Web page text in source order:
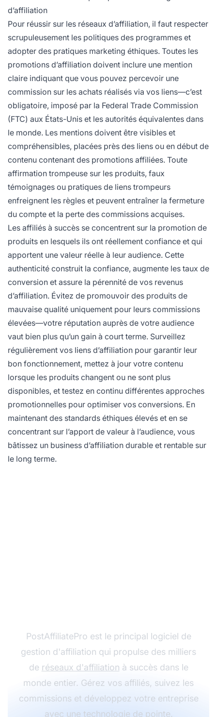
d’affiliation
Pour réussir sur les réseaux d’affiliation, il faut respecter
scrupuleusement les politiques des programmes et
adopter des pratiques marketing éthiques. Toutes les
promotions d’affiliation doivent inclure une mention
claire indiquant que vous pouvez percevoir une
commission sur les achats réalisés via vos liens—c’est
obligatoire, imposé par la Federal Trade Commission
(FTC) aux États-Unis et les autorités équivalentes dans
le monde. Les mentions doivent être visibles et
compréhensibles, placées près des liens ou en début de
contenu contenant des promotions affiliées. Toute
affirmation trompeuse sur les produits, faux
témoignages ou pratiques de liens trompeurs
enfreignent les règles et peuvent entraîner la fermeture
du compte et la perte des commissions acquises.
Les affiliés à succès se concentrent sur la promotion de
produits en lesquels ils ont réellement confiance et qui
apportent une valeur réelle à leur audience. Cette
authenticité construit la confiance, augmente les taux de
conversion et assure la pérennité de vos revenus
d’affiliation. Évitez de promouvoir des produits de
mauvaise qualité uniquement pour leurs commissions
élevées—votre réputation auprès de votre audience
vaut bien plus qu’un gain à court terme. Surveillez
régulièrement vos liens d’affiliation pour garantir leur
bon fonctionnement, mettez à jour votre contenu
lorsque les produits changent ou ne sont plus
disponibles, et testez en continu différentes approches
promotionnelles pour optimiser vos conversions. En
maintenant des standards éthiques élevés et en se
concentrant sur l’apport de valeur à l’audience, vous
bâtissez un business d’affiliation durable et rentable sur
le long terme.
PostAffiliatePro est le principal logiciel de
gestion d'affiliation qui propulse des milliers
de réseaux d'affiliation à succès dans le
monde entier. Gérez vos affiliés, suivez les
commissions et développez votre entreprise
avec une technologie de pointe.